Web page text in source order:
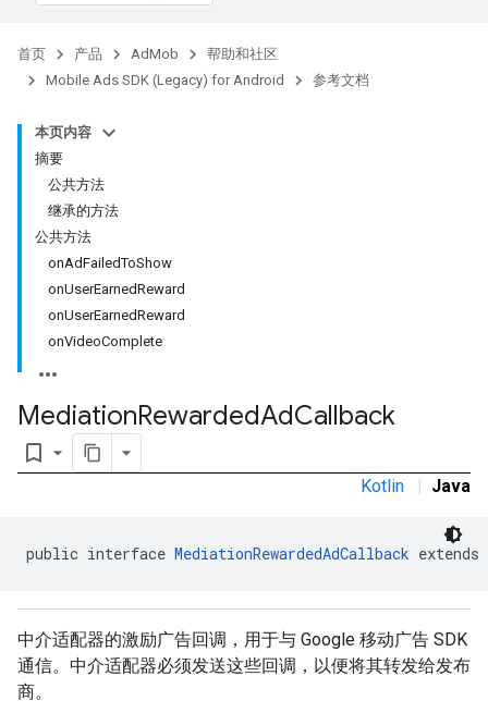
首页 产品 AdMob
帮助和社区
Mobile Ads SDK (Legacy) for Android
参考文档
本页内容
摘要
公共方法
继承的方法
公共方法
onAdFailedToShow
onUserEarnedReward
onUserEarnedReward
onVideoComplete
MediationRewardedAdCallback
bookmark_border
Kotlin | Java
public interface MediationRewardedAdCallback extends
中介适配器的激励广告回调，用于与 Google 移动广告 SDK
通信。中介适配器必须发送这些回调，以便将其转发给发布
商。